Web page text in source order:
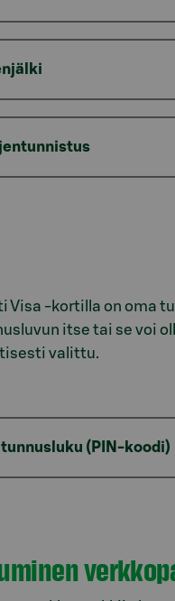
Visa -kortilla on oma
itse tai se voi
valittu.
tunnusluku (PIN-koodi)